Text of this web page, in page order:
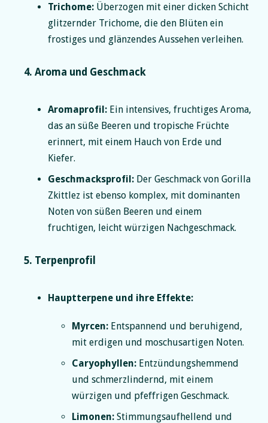
Trichome: Überzogen mit einer dicken Schicht
glitzernder Trichome, die den Blüten ein
frostiges und glänzendes Aussehen verleihen.
4. Aroma und Geschmack
Aromaprofil: Ein intensives, fruchtiges Aroma,
das an süße Beeren und tropische Früchte
erinnert, mit einem Hauch von Erde und
Kiefer.
Geschmacksprofil: Der Geschmack von Gorilla
Zkittlez ist ebenso komplex, mit dominanten
Noten von süßen Beeren und einem
fruchtigen, leicht würzigen Nachgeschmack.
5. Terpenprofil
Hauptterpene und ihre Effekte:
Myrcen: Entspannend und beruhigend,
mit erdigen und moschusartigen Noten.
Caryophyllen: Entzündungshemmend
und schmerzlindernd, mit einem
würzigen und pfeffrigen Geschmack.
Limonen: Stimmungsaufhellend und